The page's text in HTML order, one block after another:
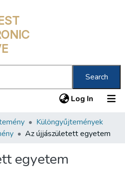
Search
Log In (current)
Különgyűjtemények
Az újjászületett egyetem
egyetem